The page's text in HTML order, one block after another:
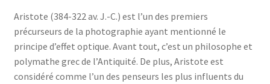
Aristote (384-322 av. J.-C.) est l’un des premiers
précurseurs de la photographie ayant mentionné le
principe d’effet optique. Avant tout, c’est un philosophe et
polymathe grec de l’Antiquité. De plus, Aristote est
considéré comme l’un des penseurs les plus influents du